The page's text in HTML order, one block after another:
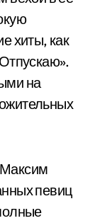
хиты, как
на
певиц